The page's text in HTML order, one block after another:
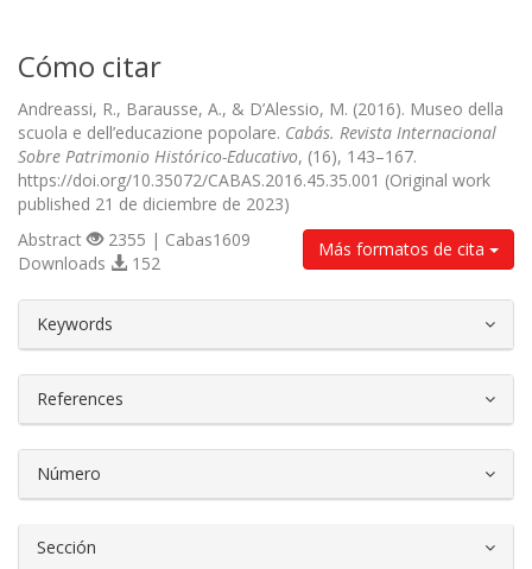
Cómo citar
Andreassi, R., Barausse, A., & D’Alessio, M. (2016). Museo della
scuola e dell’educazione popolare. Cabás. Revista Internacional
Sobre Patrimonio Histórico-Educativo, (16), 143–167.
https://doi.org/10.35072/CABAS.2016.45.35.001 (Original work
published 21 de diciembre de 2023)
Más formatos de cita
Abstract
2355 | Cabas1609
Downloads
152
Keywords
References
Número
Sección